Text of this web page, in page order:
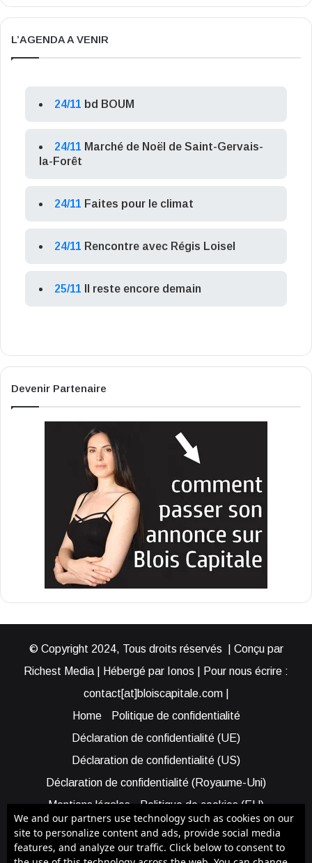
L’AGENDA A VENIR
24/11 bd BOUM
24/11 Marché de Noël de Saint-Gervais-
la-Forêt
24/11 Faites pour le climat
24/11 Rencontre avec Régis Loisel
25/11 Il reste encore demain
Devenir Partenaire
© Copyright 2024, Tous droits réservés | Conçu par
Richest Media | Hébergé par Ionos | Pour nous écrire :
contact[at]bloiscapitale.com |
Home
Politique de confidentialité
Déclaration de confidentialité (UE)
Déclaration de confidentialité (US)
Déclaration de confidentialité (Royaume-Uni)
Mentions légales
Politique de cookies (EU)
Cookie Policy (AUS)
Cookie Policy (US)
Qui sommes-nous ?
Participer à Blois Capitale
We and our partners use technology such as cookies on our
site to personalize content and ads, provide social media
features, and analyze our traffic. Click below to consent to